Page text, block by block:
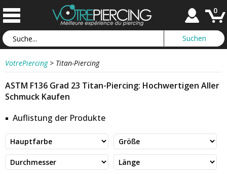
0
VotrePiercing > Titan-Piercing
ASTM F136 Grad 23 Titan-Piercing: Hochwertigen Aller
Schmuck Kaufen
Auflistung der Produkte